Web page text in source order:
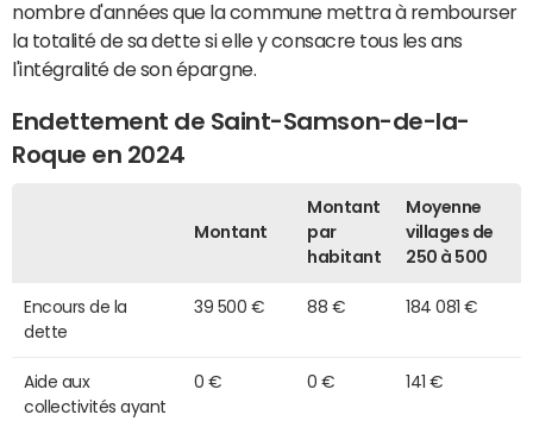
nombre d'années que la commune mettra à rembourser
la totalité de sa dette si elle y consacre tous les ans
l'intégralité de son épargne.
Endettement de Saint-Samson-de-la-
Roque en 2024
Montant
Montant
par
habitant
Moyenne
villages de
250 à 500
Encours de la
dette
39 500 € 88 € 184 081 €
Aide aux
collectivités ayant
0 € 0 € 141 €